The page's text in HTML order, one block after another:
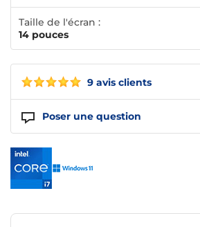
9 avis clients
Poser une question
Taille de l'écran :
14 pouces